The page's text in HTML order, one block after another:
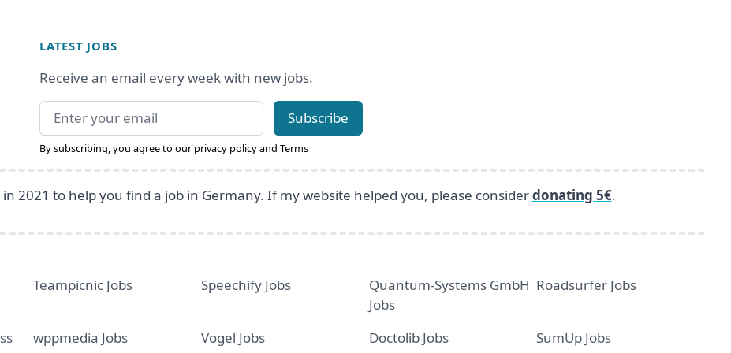
LATEST JOBS
Receive an email every week with new jobs.
Email address
Subscribe
By subscribing, you agree to our privacy policyandTerms
2021 to help you find a job in Germany. If my website helped you, please considerdonating 5€.
Teampicnic Jobs Speechify Jobs
Quantum-Systems GmbH
Jobs
Roadsurfer Jobs
wppmedia Jobs Vogel Jobs Doctolib Jobs SumUp Jobs